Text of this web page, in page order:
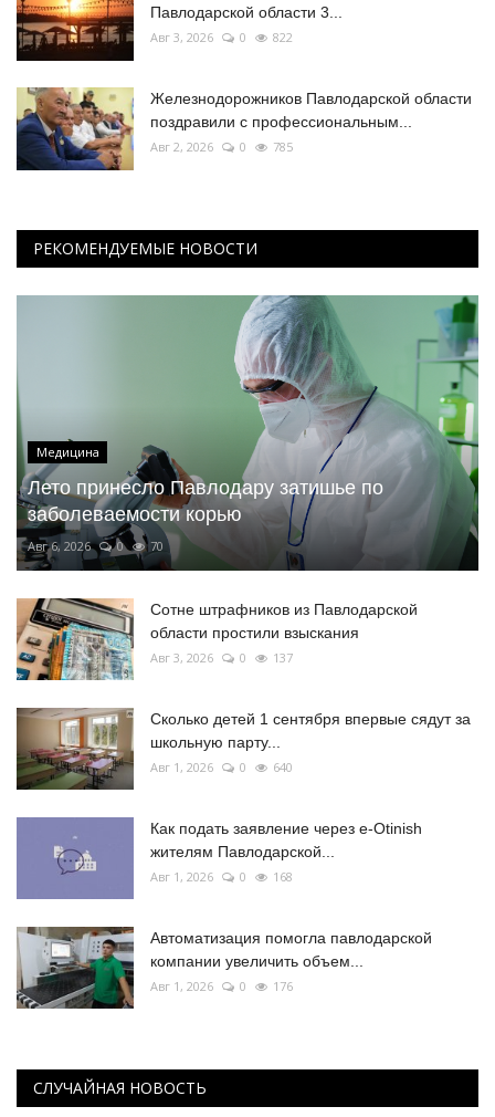
Павлодарской области 3...
Авг 3, 2026 0 822
Железнодорожников Павлодарской области
поздравили с профессиональным...
Авг 2, 2026 0 785
РЕКОМЕНДУЕМЫЕ НОВОСТИ
Медицина
Лето принесло Павлодару затишье по
заболеваемости корью
Авг 6, 2026 0 70
Сотне штрафников из Павлодарской
области простили взыскания
Авг 3, 2026 0 137
Сколько детей 1 сентября впервые сядут за
школьную парту...
Авг 1, 2026 0 640
Как подать заявление через e-Otinish
жителям Павлодарской...
Авг 1, 2026 0 168
Автоматизация помогла павлодарской
компании увеличить объем...
Авг 1, 2026 0 176
СЛУЧАЙНАЯ НОВОСТЬ